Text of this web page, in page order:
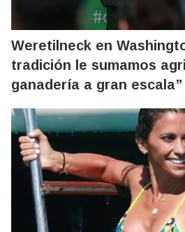
Weretilneck en
tradición le sumamos
ganadería a gran escala”